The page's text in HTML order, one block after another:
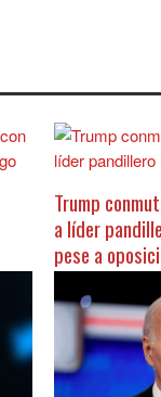
Trump
a líder
pese a